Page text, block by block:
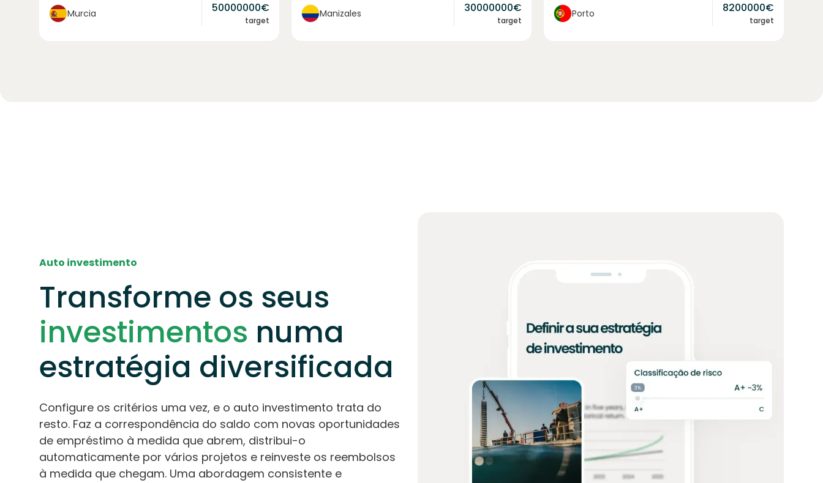
Murcia 50000000€
target
Manizales 30000000€
target
Porto 8200000€
target
Auto investimento
Transforme os seus
investimentos numa
estratégia diversificada
Configure os critérios uma vez, e o auto investimento trata do
resto. Faz a correspondência do saldo com novas oportunidades
de empréstimo à medida que abrem, distribui-o
automaticamente por vários projetos e reinveste os reembolsos
à medida que chegam. Uma abordagem consistente e